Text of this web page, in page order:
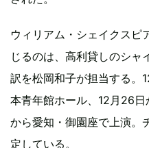
ウィリアム・シェイクスピ
じるのは、高利貸しのシャ
訳を松岡和子が担当する。
本青年館ホール、12月26
から愛知・御園座で上演。
定している。